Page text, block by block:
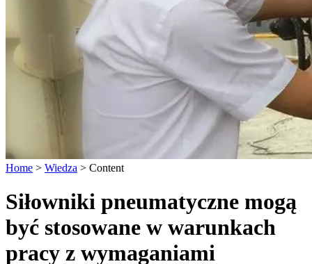
Home > Wiedza > Content
Siłowniki pneumatyczne mogą
być stosowane w warunkach
pracy z wymaganiami